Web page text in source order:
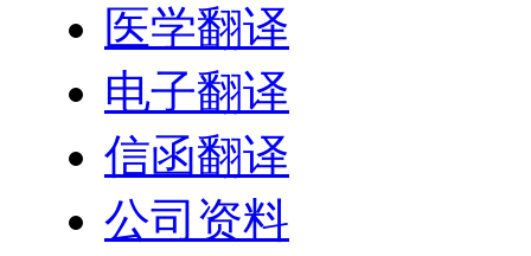
医学翻译
电子翻译
信函翻译
公司资料